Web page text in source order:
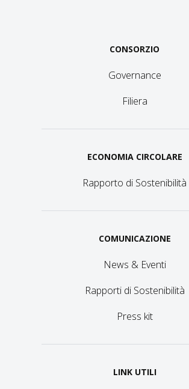
CONSORZIO
Governance
Filiera
ECONOMIA CIRCOLARE
Rapporto di Sostenibilità
COMUNICAZIONE
News & Eventi
Rapporti di Sostenibilità
Press kit
LINK UTILI